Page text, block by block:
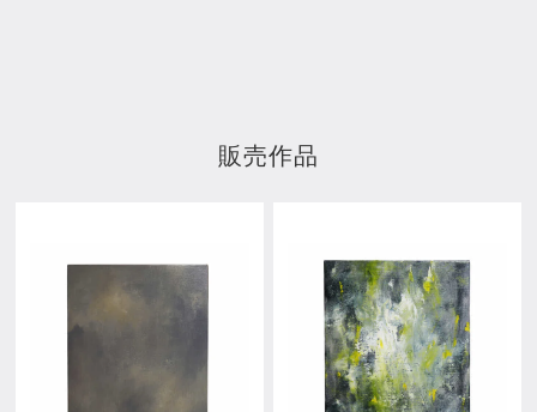
販売作品